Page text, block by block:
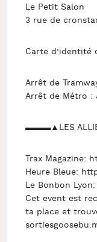
Le Petit Salon
3 rue de
Carte d’identité
Arrêt de
Arrêt de Métro :
▬▬▬▲LES
Trax Magazine:
Heure Bleue:
Le Bonbon
Cet event est
ta place et